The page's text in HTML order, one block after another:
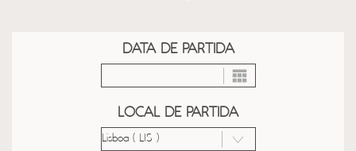
DATA DE PARTIDA
LOCAL DE PARTIDA